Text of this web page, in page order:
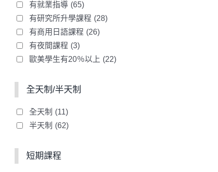
管理用URLが第三者によって使用された
ことによって生じた損害は，当社に故意
又は重大な過失がある場合を除き，当社
は一切の責任を負わないものとします。
ユーザーは，本サービスを無料で使用で
きることとします。
ユーザーは、随時データの更新をできる
ーザーにデータ確認及び更新の依頼の連
有就業指導 (65)
有研究所升學課程 (28)
有商用日語課程 (26)
有夜間課程 (3)
歐美學生有20％以上 (22)
全天制/半天制
全天制 (11)
半天制 (62)
短期課程